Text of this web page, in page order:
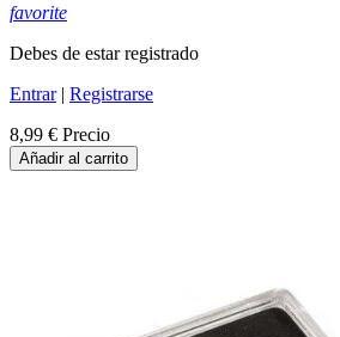
favorite
Debes de estar registrado
Entrar| Registrarse
8,99 € Precio
Añadir al carrito